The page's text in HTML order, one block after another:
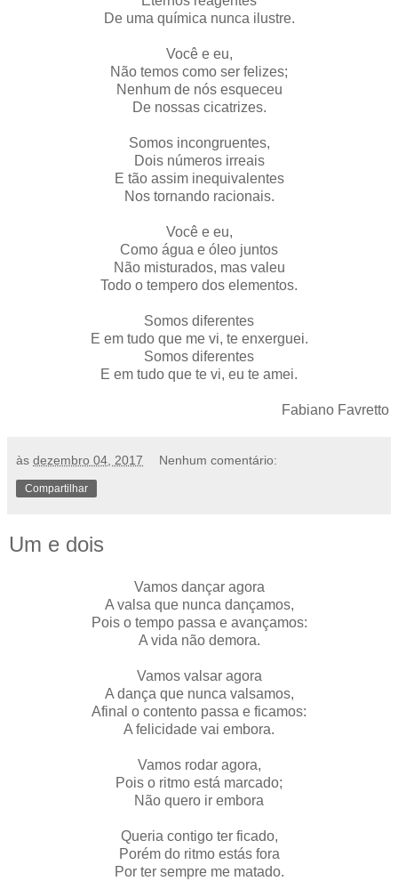
De uma química nunca ilustre.
Você e eu,
Não temos como ser felizes;
Nenhum de nós esqueceu
De nossas cicatrizes.
Somos incongruentes,
Dois números irreais
E tão assim inequivalentes
Nos tornando racionais.
Você e eu,
Como água e óleo juntos
Não misturados, mas valeu
Todo o tempero dos elementos.
Somos diferentes
E em tudo que me vi, te enxerguei.
Somos diferentes
E em tudo que te vi, eu te amei.
Fabiano Favretto
às dezembro 04, 2017 Nenhum comentário:
Compartilhar
Um e dois
Vamos dançar agora
A valsa que nunca dançamos,
Pois o tempo passa e avançamos:
A vida não demora.
Vamos valsar agora
A dança que nunca valsamos,
Afinal o contento passa e ficamos:
A felicidade vai embora.
Vamos rodar agora,
Pois o ritmo está marcado;
Não quero ir embora
Queria contigo ter ficado,
Porém do ritmo estás fora
Por ter sempre me matado.